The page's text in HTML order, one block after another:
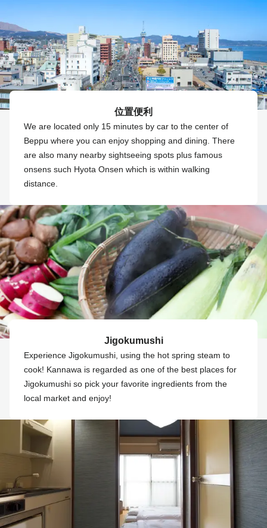
位置便利
We are located only 15 minutes by car to the center of
Beppu where you can enjoy shopping and dining. There
are also many nearby sightseeing spots plus famous
onsens such Hyota Onsen which is within walking
distance.
Jigokumushi
Experience Jigokumushi, using the hot spring steam to
cook! Kannawa is regarded as one of the best places for
Jigokumushi so pick your favorite ingredients from the
local market and enjoy!